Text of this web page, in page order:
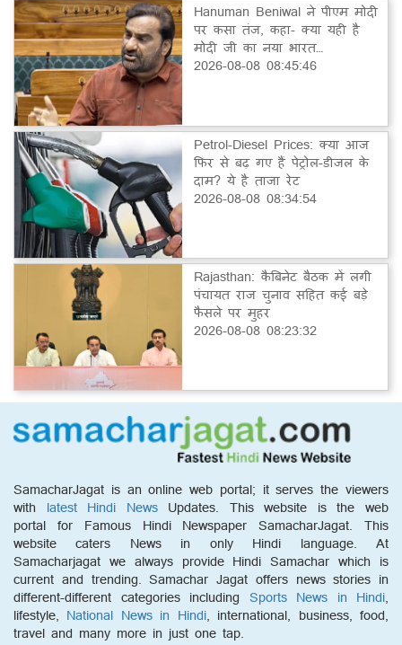
Hanuman Beniwal ने पीएम मोदी
पर कसा तंज, कहा- क्या यही है
मोदी जी का नया भारत…
2026-08-08 08:45:46
Petrol-Diesel Prices: क्या आज
फिर से बढ़ गए हैं पेट्रोल-डीजल के
दाम? ये है ताजा रेट
2026-08-08 08:34:54
Rajasthan: कैबिनेट बैठक में लगी
पंचायत राज चुनाव सहित कई बड़े
फैसले पर मुहर
2026-08-08 08:23:32
SamacharJagat is an online web portal; it serves the viewers
with latest Hindi NewsUpdates. This website is the web
portal for Famous Hindi Newspaper SamacharJagat. This
website caters News in only Hindi language. At
Samacharjagat we always provide Hindi Samachar which is
current and trending. Samachar Jagat offers news stories in
different-different categories including Sports News in Hindi,
lifestyle, National News in Hindi, international, business, food,
travel and many more in just one tap.